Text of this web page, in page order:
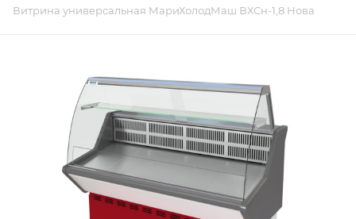
Витрина универсальная МариХолодМаш ВХСн-1,8 Нова